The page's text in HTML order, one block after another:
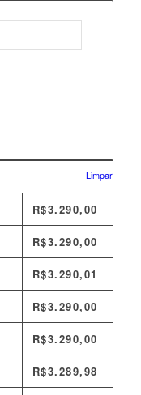
Limpar
R$3.290,00
R$3.290,00
R$3.290,01
R$3.290,00
R$3.290,00
R$3.289,98